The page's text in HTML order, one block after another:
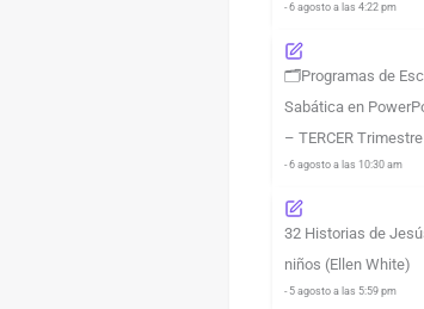
- 6 agosto a las 4:22 pm
🗂️Programas de
Sabática en
– TERCER
- 6 agosto a las 10:30 am
32 Historias de
niños (Ellen White)
- 5 agosto a las 5:59 pm